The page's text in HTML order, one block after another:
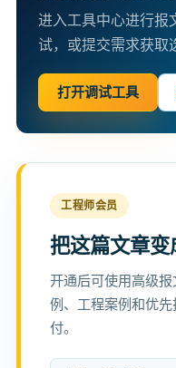
进入工具中心进行报
试，或提交需求获取
打开调试工具
工程师会员
把这篇文章
开通后可使用高级
例、工程案例和优
付。